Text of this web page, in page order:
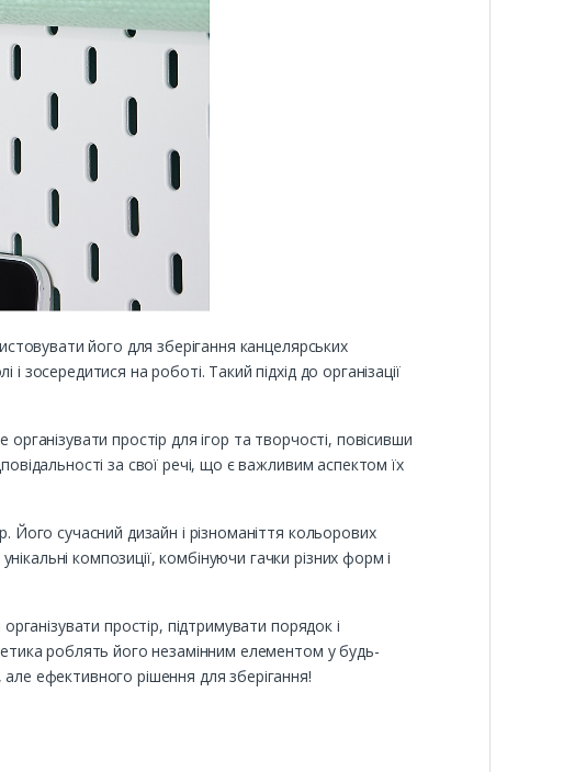
його для зберігання канцелярських
на роботі. Такий підхід до організації
простір для ігор та творчості, повісивши
за свої речі, що є важливим аспектом їх
сучасний дизайн і різноманіття кольорових
композиції, комбінуючи гачки різних форм і
простір, підтримувати порядок і
роблять його незамінним елементом у будь-
ефективного рішення для зберігання!